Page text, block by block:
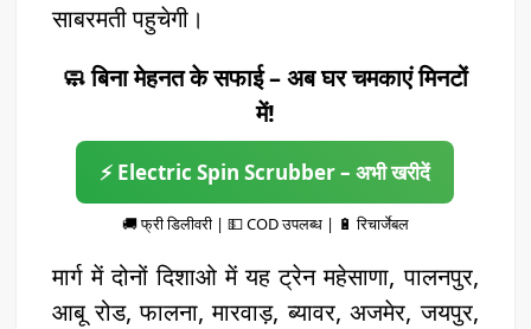
साबरमती पहुचेगी।
🧼 बिना मेहनत के सफाई – अब घर चमकाएं मिनटों
में!
⚡ Electric Spin Scrubber – अभी खरीदें
🚚 फ्री डिलीवरी | 💵 COD उपलब्ध | 🔋 रिचार्जेबल
मार्ग में दोनों दिशाओ में यह ट्रेन महेसाणा, पालनपुर,
आबू रोड, फालना, मारवाड़, ब्यावर, अजमेर, जयपुर,